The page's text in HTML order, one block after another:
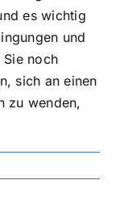
es wichtig
und
noch
sich an einen
zu wenden,